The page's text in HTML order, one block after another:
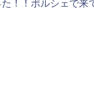
！！ポルシェで来